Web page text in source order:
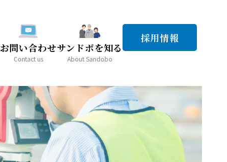
お問い合わせ
Contact us
サンドボを知る
About Sandobo
採用情報